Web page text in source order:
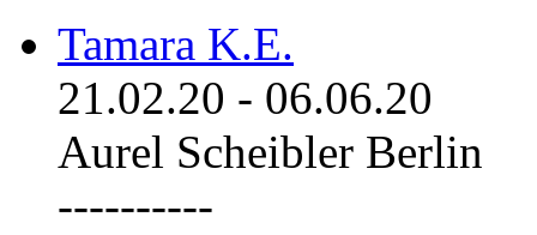
Tamara K.E.
21.02.20 - 06.06.20
Aurel Scheibler Berlin
----------